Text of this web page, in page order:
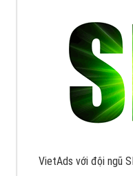
VietAds với đội ngũ